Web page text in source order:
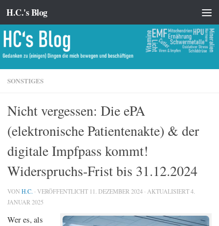
Zum Inhalt springen
H.C.'s Blog
SONSTIGES
Nicht vergessen: Die ePA
(elektronische Patientenakte) & der
digitale Impfpass kommt!
Widerspruchs-Frist bis 31.12.2024
VON H.C. · VERÖFFENTLICHT 11. DEZEMBER 2024 · AKTUALISIERT4.
JANUAR 2025
Wer es, als